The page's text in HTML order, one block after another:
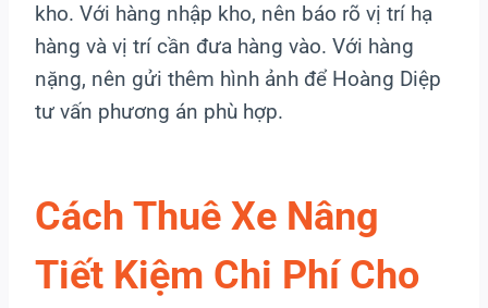
kho. Với hàng nhập kho, nên báo rõ vị trí hạ
hàng và vị trí cần đưa hàng vào. Với hàng
nặng, nên gửi thêm hình ảnh để Hoàng Diệp
tư vấn phương án phù hợp.
Cách Thuê Xe Nâng
Tiết Kiệm Chi Phí Cho